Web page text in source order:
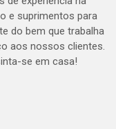
e suprimentos para
do bem que trabalha
aos nossos clientes.
se em casa!